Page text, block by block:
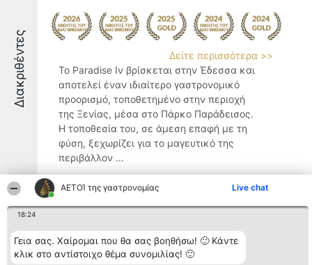
ΑΕΤΟΊ της γαστρονομίας Live chat
18:24
Γεια σας. Χαίρομαι που θα σας βοηθήσω! 🙂 Κάντε
κλικ στο αντίστοιχο θέμα συνομιλίας! 🙂
Διακριθέντες
Δείτε περισσότερα >>
Το Paradise Ιν βρίσκεται στην Έδεσσα και
αποτελεί έναν ιδιαίτερο γαστρονομικό
προορισμό, τοποθετημένο στην περιοχή
της Ξενίας, μέσα στο Πάρκο Παράδεισος.
Η τοποθεσία του, σε άμεση επαφή με τη
φύση, ξεχωρίζει για το μαγευτικό της
περιβάλλον ...
9.2
ΚΟΥΖΙΝΑ